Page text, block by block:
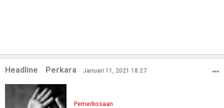
Headline Perkara Januari 11, 2021 18:27
Pemerkosaan